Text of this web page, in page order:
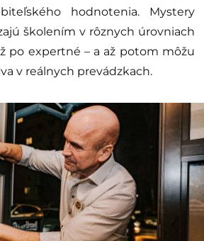
hodnotenia. Mystery
školením v rôznych úrovniach
po expertné – a až potom môžu
v reálnych prevádzkach.